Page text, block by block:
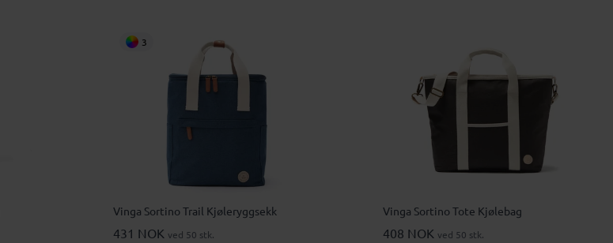
3
Vinga Sortino Trail Kjøleryggsekk
431 NOK ved 50 stk.
Vinga Sortino Tote Kjølebag
408 NOK ved 50 stk.